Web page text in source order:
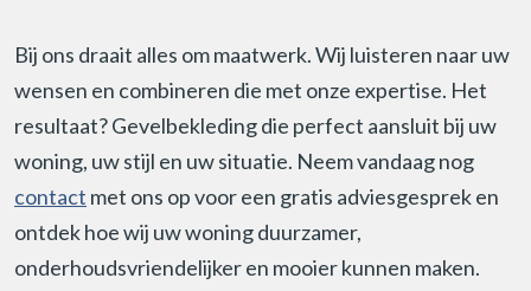
Bij ons draait alles om maatwerk. Wij luisteren naar uw
wensen en combineren die met onze expertise. Het
resultaat? Gevelbekleding die perfect aansluit bij uw
woning, uw stijl en uw situatie. Neem vandaag nog
contact met ons op voor een gratis adviesgesprek en
ontdek hoe wij uw woning duurzamer,
onderhoudsvriendelijker en mooier kunnen maken.